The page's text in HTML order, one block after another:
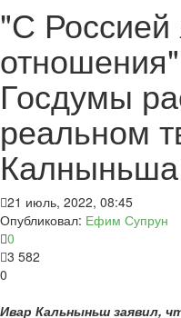
"С Россией
Госдумы
реальном
Калныньша
21 июль, 2022, 08:45
Опубликовал: Ефим Супрун
0
3 582
0
Ивар Кальныньш заявил,